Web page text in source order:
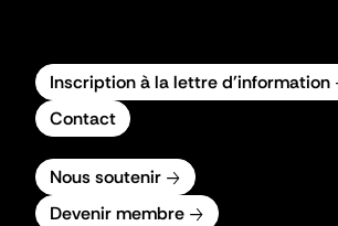
Inscription à la lettre d'information
Contact
Nous soutenir
Devenir membre